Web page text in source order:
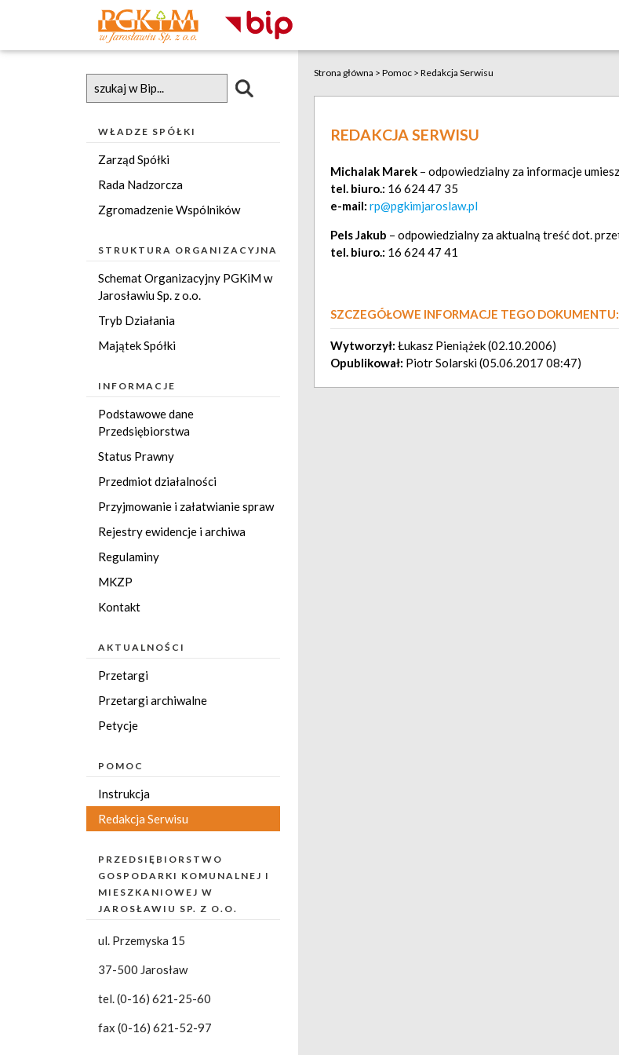
WŁADZE SPÓŁKI
Zarząd Spółki
Rada Nadzorcza
Zgromadzenie Wspólników
STRUKTURA ORGANIZACYJNA
Schemat Organizacyjny PGKiM w
Jarosławiu Sp. z o.o.
Tryb Działania
Majątek Spółki
INFORMACJE
Podstawowe dane
Przedsiębiorstwa
Status Prawny
Przedmiot działalności
Przyjmowanie i załatwianie spraw
Rejestry ewidencje i archiwa
Regulaminy
MKZP
Kontakt
AKTUALNOŚCI
Przetargi
Przetargi archiwalne
Petycje
POMOC
Instrukcja
Redakcja Serwisu
PRZEDSIĘBIORSTWO
GOSPODARKI KOMUNALNEJ I
MIESZKANIOWEJ W
JAROSŁAWIU SP. Z O.O.
ul. Przemyska 15
37-500 Jarosław
tel. (0-16) 621-25-60
fax (0-16) 621-52-97
Strona główna > Pomoc> Redakcja Serwisu
REDAKCJA SERWISU
Michalak Marek – odpowiedzialny za informacje
tel. biuro.: 16 624 47 35
e-mail: rp@pgkimjaroslaw.pl
Pels Jakub – odpowiedzialny za aktualną treść dot.
tel. biuro.: 16 624 47 41
SZCZEGÓŁOWE INFORMACJE TEGO DOKUMENTU:
Wytworzył: Łukasz Pieniążek (02.10.2006)
Opublikował: Piotr Solarski (05.06.2017 08:47)